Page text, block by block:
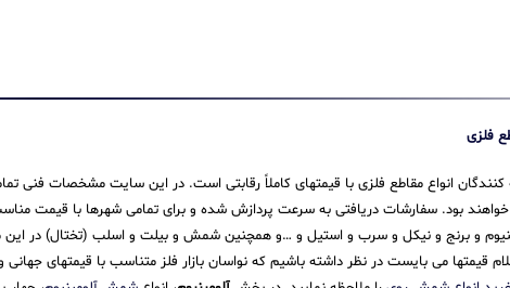
فلزی
کنندگان انواع مقاطع فلزی با قیمتهای کاملاً رقابتی است. در این سایت مشخصات فنی
بود. سفارشات دریافتی به سرعت پردازش شده و برای تمامی شهرها با قیمت مناسب
و برنج و نیکل و سرب و استیل و …و همچنین شمش و بیلت و اسلب (تختال) در این
قیمتها می بایست در نظر داشته باشیم که نواسان بازار فلز متناسب با قیمتهای